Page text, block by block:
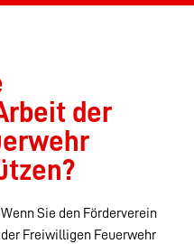
der
Wenn Sie den Förderverein
der Freiwilligen Feuerwehr